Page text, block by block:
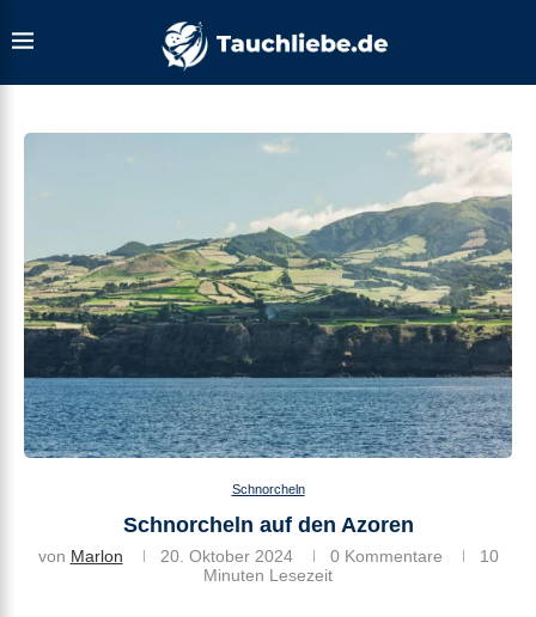
Schnorcheln
Schnorcheln auf den Azoren
von Marlon 20. Oktober 2024 0 Kommentare
10
Minuten Lesezeit